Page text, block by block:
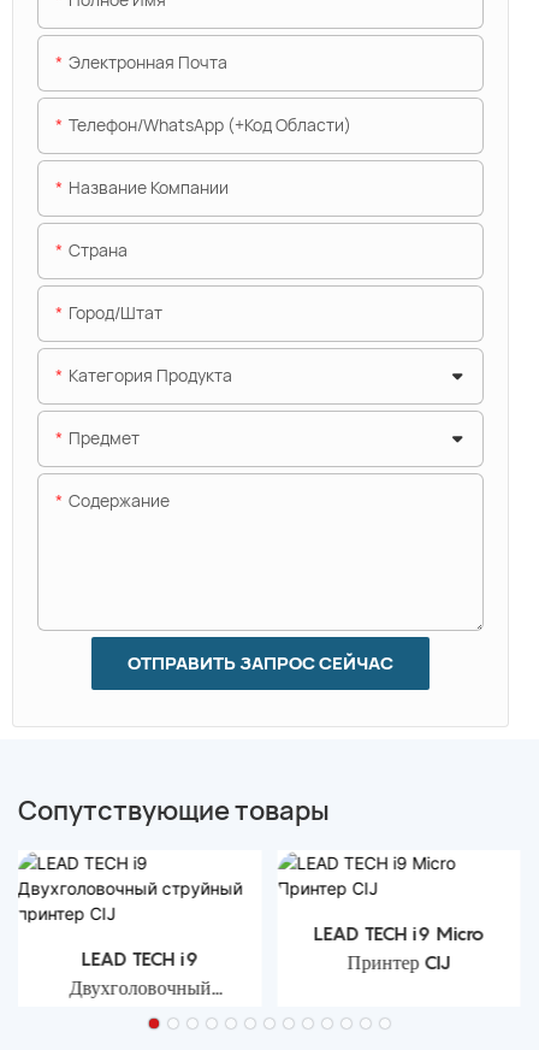
Электронная Почта
Телефон/WhatsApp (+код Области)
Название Компании
Страна
Город/штат
Категория Продукта
Предмет
Содержание
ОТПРАВИТЬ ЗАПРОС СЕЙЧАС
Сопутствующие товары
LEAD TECH i9
Двухголовочный
струйный принтер CIJ
LEAD TECH i9 Micro
Принтер CIJ